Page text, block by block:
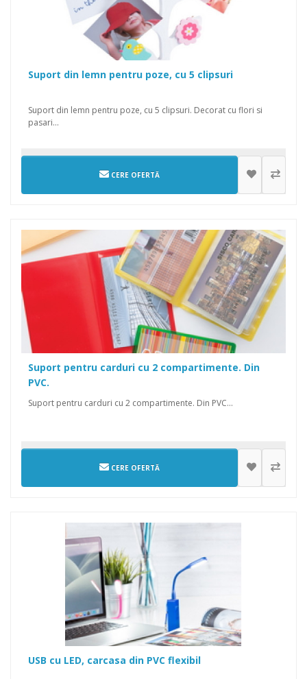
Suport din lemn pentru poze, cu 5 clipsuri
Suport din lemn pentru poze, cu 5 clipsuri. Decorat cu flori si
pasari...
CERE OFERTĂ
Suport pentru carduri cu 2 compartimente. Din
PVC.
Suport pentru carduri cu 2 compartimente. Din PVC...
CERE OFERTĂ
USB cu LED, carcasa din PVC flexibil